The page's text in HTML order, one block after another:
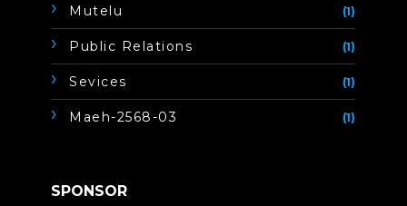
Mutelu (1)
Public Relations (1)
Sevices (1)
Maeh-2568-03 (1)
SPONSOR